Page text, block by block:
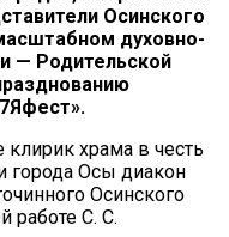
Осинского
духовно-
— Родительской
клирик храма в честь
города Осы диакон
Осинского
работе С. С.